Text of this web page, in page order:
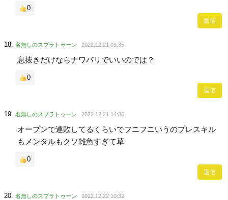
0
返信
名無しのスプラトゥーン 2022.12.21 09:35
息抜きだけならナワバリでいいのでは？
0
返信
名無しのスプラトゥーン 2022.12.21 14:36
オープンで連敗してるくらいでフニフニいうのプレスキル
もメンタルもクソ雑魚すぎて草
0
返信
名無しのスプラトゥーン 2022.12.22 10:32